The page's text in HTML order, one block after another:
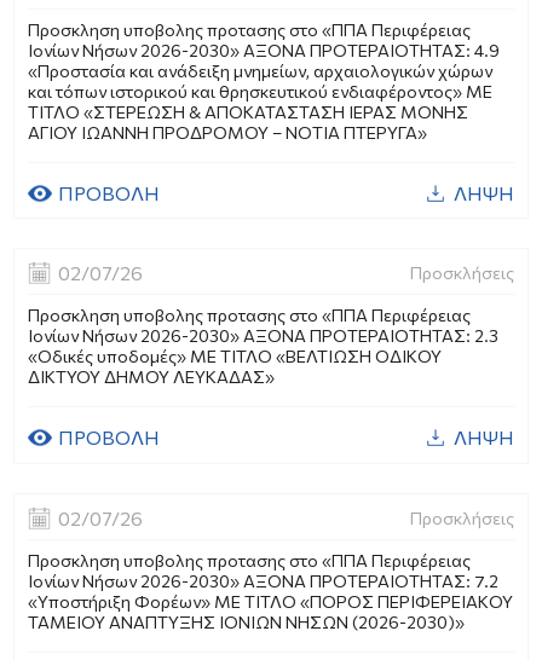
Προσκληση υποβολης προτασης στο «ΠΠΑ Περιφέρειας
Ιονίων Νήσων 2026-2030» ΑΞΟΝΑ ΠΡΟΤΕΡΑΙΟΤΗΤΑΣ: 4.9
«Προστασία και ανάδειξη μνημείων, αρχαιολογικών χώρων
και τόπων ιστορικού και θρησκευτικού ενδιαφέροντος» ME
ΤΙΤΛΟ «ΣΤΕΡΕΩΣΗ & ΑΠΟΚΑΤΑΣΤΑΣΗ ΙΕΡΑΣ ΜΟΝΗΣ
ΑΓΙΟΥ ΙΩΑΝΝΗ ΠΡΟΔΡΟΜΟΥ – ΝΟΤΙΑ ΠΤΕΡΥΓΑ»
ΠΡΟΒΟΛΗ ΛΗΨΗ
02/07/26 Προσκλήσεις
Προσκληση υποβολης προτασης στο «ΠΠΑ Περιφέρειας
Ιονίων Νήσων 2026-2030» ΑΞΟΝΑ ΠΡΟΤΕΡΑΙΟΤΗΤΑΣ: 2.3
«Οδικές υποδομές» ΜΕ ΤΙΤΛΟ «ΒΕΛΤΙΩΣΗ ΟΔΙΚΟΥ
ΔΙΚΤΥΟΥ ΔΗΜΟΥ ΛΕΥΚΑΔΑΣ»
ΠΡΟΒΟΛΗ ΛΗΨΗ
02/07/26 Προσκλήσεις
Προσκληση υποβολης προτασης στο «ΠΠΑ Περιφέρειας
Ιονίων Νήσων 2026-2030» ΑΞΟΝΑ ΠΡΟΤΕΡΑΙΟΤΗΤΑΣ: 7.2
«Υποστήριξη Φορέων» ΜΕ ΤΙΤΛΟ «ΠΟΡΟΣ ΠΕΡΙΦΕΡΕΙΑΚΟΥ
ΤΑΜΕΙΟΥ ΑΝΑΠΤΥΞΗΣ ΙΟΝΙΩΝ ΝΗΣΩΝ (2026-2030)»